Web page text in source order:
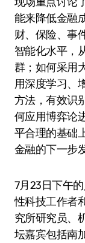
能来降低金融
财、保险、事
智能化水平，
群；如何采用
用深度学习、
方法，有效识
何应用博弈论
平合理的基础
金融的下一步
7月23日下午
性科技工作者
究所研究员、
坛嘉宾包括南